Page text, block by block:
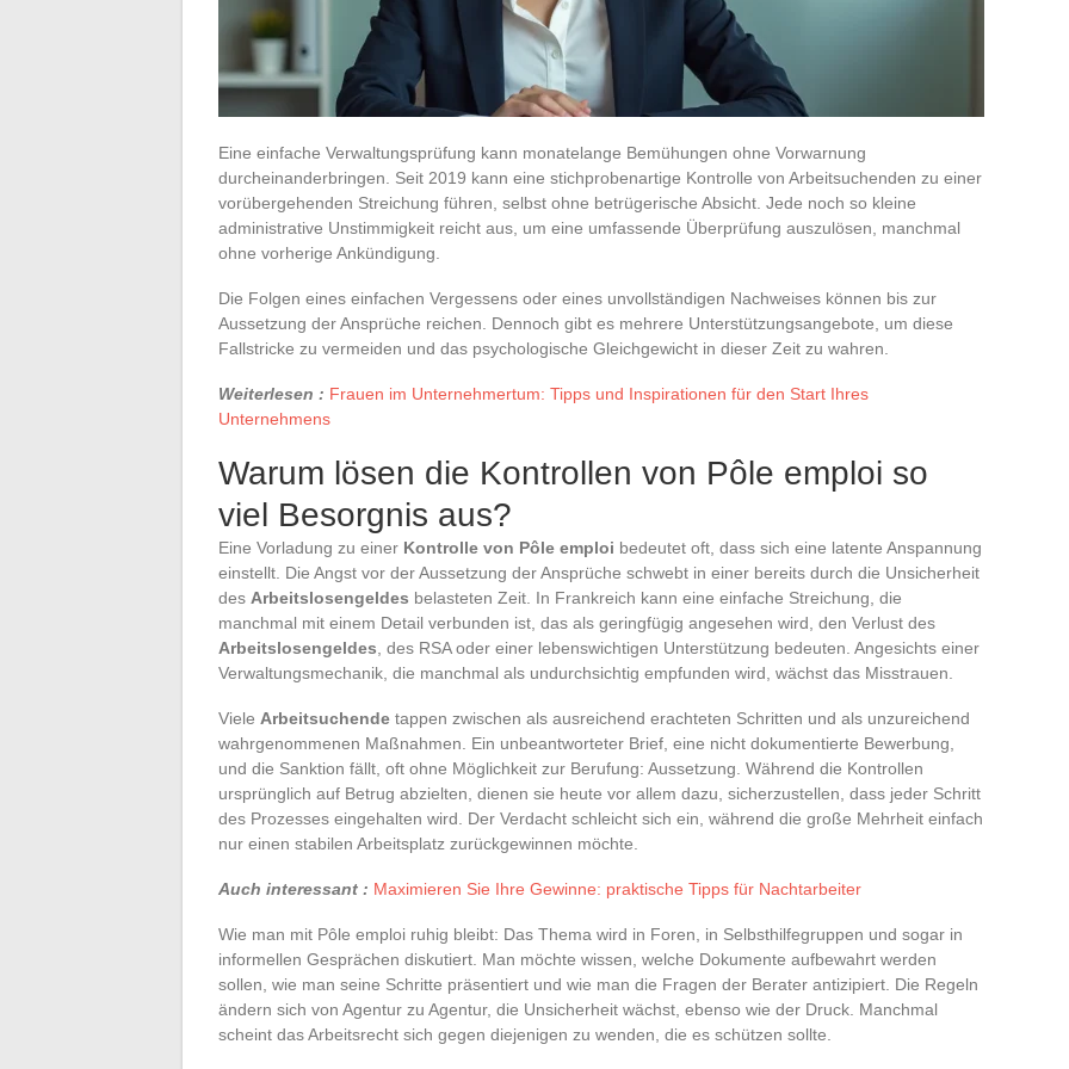
Eine einfache Verwaltungsprüfung kann monatelange Bemühungen ohne Vorwarnung
durcheinanderbringen. Seit 2019 kann eine stichprobenartige Kontrolle von Arbeitsuchenden zu einer
vorübergehenden Streichung führen, selbst ohne betrügerische Absicht. Jede noch so kleine
administrative Unstimmigkeit reicht aus, um eine umfassende Überprüfung auszulösen, manchmal
ohne vorherige Ankündigung.
Die Folgen eines einfachen Vergessens oder eines unvollständigen Nachweises können bis zur
Aussetzung der Ansprüche reichen. Dennoch gibt es mehrere Unterstützungsangebote, um diese
Fallstricke zu vermeiden und das psychologische Gleichgewicht in dieser Zeit zu wahren.
Weiterlesen : Frauen im Unternehmertum: Tipps und Inspirationen für den Start Ihres
Unternehmens
Warum lösen die Kontrollen von Pôle emploi so
viel Besorgnis aus?
Eine Vorladung zu einer Kontrolle von Pôle emploi bedeutet oft, dass sich eine latente Anspannung
einstellt. Die Angst vor der Aussetzung der Ansprüche schwebt in einer bereits durch die Unsicherheit
des Arbeitslosengeldes belasteten Zeit. In Frankreich kann eine einfache Streichung, die
manchmal mit einem Detail verbunden ist, das als geringfügig angesehen wird, den Verlust des
Arbeitslosengeldes , des RSA oder einer lebenswichtigen Unterstützung bedeuten. Angesichts einer
Verwaltungsmechanik, die manchmal als undurchsichtig empfunden wird, wächst das Misstrauen.
Viele Arbeitsuchende tappen zwischen als ausreichend erachteten Schritten und als unzureichend
wahrgenommenen Maßnahmen. Ein unbeantworteter Brief, eine nicht dokumentierte Bewerbung,
und die Sanktion fällt, oft ohne Möglichkeit zur Berufung: Aussetzung. Während die Kontrollen
ursprünglich auf Betrug abzielten, dienen sie heute vor allem dazu, sicherzustellen, dass jeder Schritt
des Prozesses eingehalten wird. Der Verdacht schleicht sich ein, während die große Mehrheit einfach
nur einen stabilen Arbeitsplatz zurückgewinnen möchte.
Auch interessant : Maximieren Sie Ihre Gewinne: praktische Tipps für Nachtarbeiter
Wie man mit Pôle emploi ruhig bleibt: Das Thema wird in Foren, in Selbsthilfegruppen und sogar in
informellen Gesprächen diskutiert. Man möchte wissen, welche Dokumente aufbewahrt werden
sollen, wie man seine Schritte präsentiert und wie man die Fragen der Berater antizipiert. Die Regeln
ändern sich von Agentur zu Agentur, die Unsicherheit wächst, ebenso wie der Druck. Manchmal
scheint das Arbeitsrecht sich gegen diejenigen zu wenden, die es schützen sollte.